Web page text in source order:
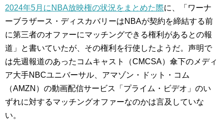
2024年5月にNBA放映権の状況をまとめた際に、「ワーナ
ーブラザース・ディスカバリーはNBAが契約を締結する前
に第三者のオファーにマッチングできる権利があるとの報
道」と書いていたが、その権利を行使したようだ。声明で
は先週報道のあったコムキャスト（CMCSA）傘下のメディ
ア大手NBCユニバーサル、アマゾン・ドット・コム
（AMZN）の動画配信サービス「プライム・ビデオ」のい
ずれに対するマッチングオファーなのかは言及していな
い。